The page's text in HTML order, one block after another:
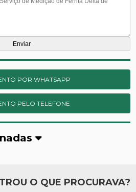
POR WHATSAPP
PELO TELEFONE
O QUE PROCURAVA?